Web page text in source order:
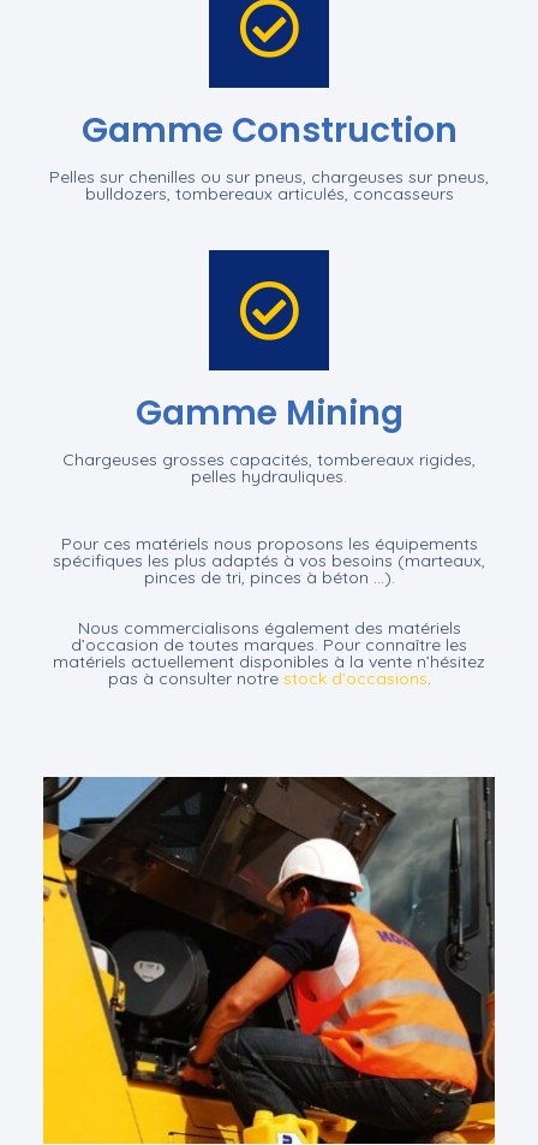
Gamme Construction
Pelles sur chenilles ou sur pneus, chargeuses sur pneus,
bulldozers, tombereaux articulés, concasseurs
Gamme Mining
Chargeuses grosses capacités, tombereaux rigides,
pelles hydrauliques.
Pour ces matériels nous proposons les équipements
spécifiques les plus adaptés à vos besoins (marteaux,
pinces de tri, pinces à béton …).
Nous commercialisons également des matériels
d’occasion de toutes marques. Pour connaître les
matériels actuellement disponibles à la vente n’hésitez
pas à consulter notre stock d’occasions.